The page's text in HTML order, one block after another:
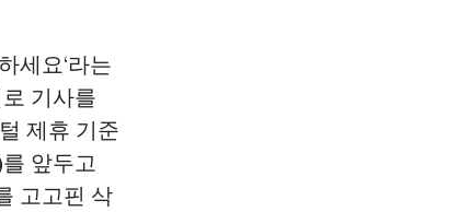
세요‘라는
기사를
제휴 기준
앞두고
고고핀 삭